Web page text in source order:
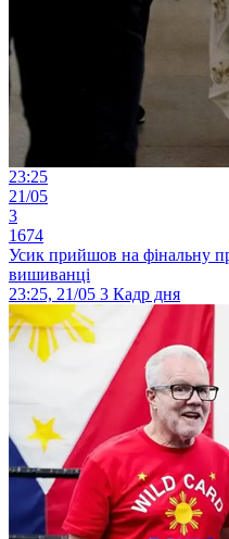
23:25
21/05
3
1674
Усик прийшов на фінальну
вишиванці
23:25, 21/05 3 Кадр дня